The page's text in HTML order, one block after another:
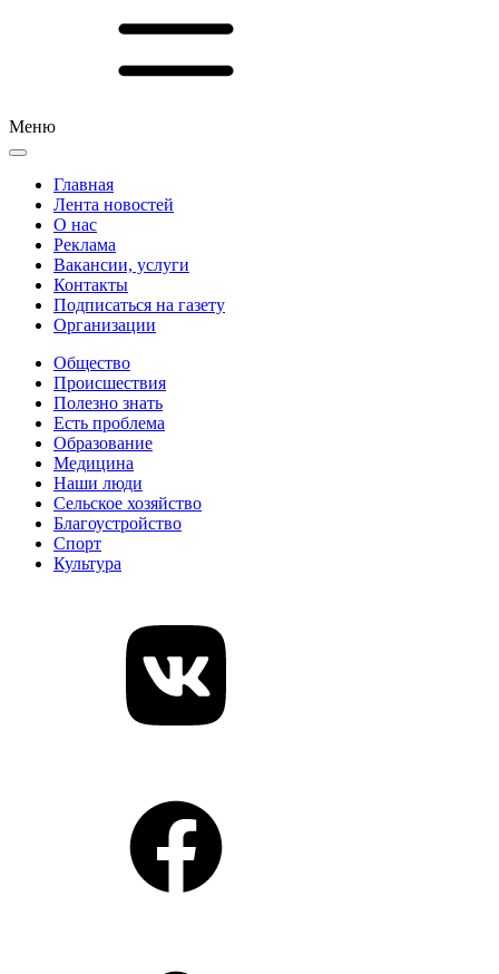
Меню
Главная
Лента новостей
О нас
Реклама
Вакансии, услуги
Контакты
Подписаться на газету
Организации
Общество
Происшествия
Полезно знать
Есть проблема
Образование
Медицина
Наши люди
Сельское хозяйство
Благоустройство
Спорт
Культура